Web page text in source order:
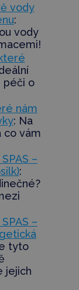
vody
:
vody
péči o
nám
: Na
co vám
–
:
–
tyto
jejich